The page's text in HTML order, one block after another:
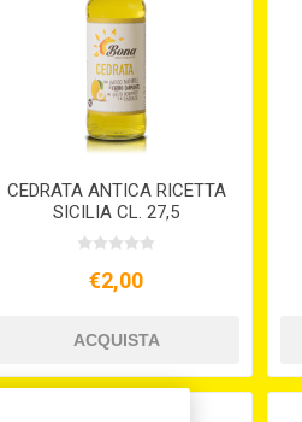
CEDRATA ANTICA RICETTA
SICILIA CL. 27,5
€2,00